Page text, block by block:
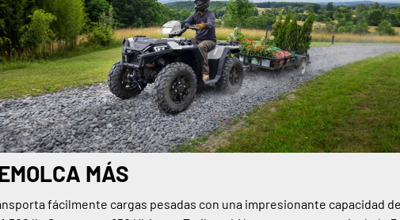
MÁS
fácilmente cargas pesadas con una impresionante capacidad